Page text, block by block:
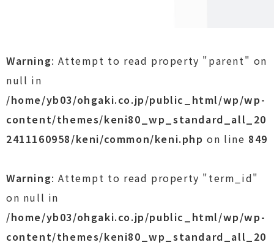
シ
ョ
ン
Warning: Attempt to read property "parent" on
null in
/home/yb03/ohgaki.co.jp/public_html/wp/wp-
content/themes/keni80_wp_standard_all_20
2411160958/keni/common/keni.php on line 849
Warning: Attempt to read property "term_id"
on null in
/home/yb03/ohgaki.co.jp/public_html/wp/wp-
content/themes/keni80_wp_standard_all_20